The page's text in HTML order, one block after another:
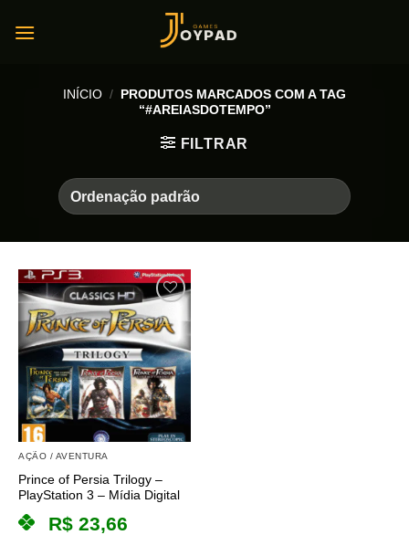
INÍCIO / PRODUTOS MARCADOS COM A TAG
“#AREIASDOTEMPO”
FILTRAR
AÇÃO / AVENTURA
Prince of Persia Trilogy –
PlayStation 3 – Mídia Digital
R$ 23,66